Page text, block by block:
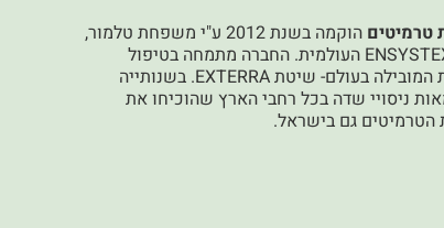
טרמיטים
הוקמה בשנת 2012 ע"י משפחת טלמור,
זכיינים בלעדיים של חברת ENSYSTEX העולמית. החברה מתמחה בטיפול
בטרמיטים בשיטת הפיתיונות המובילה בעולם- שיטת EXTERRA. בשנותייה
ניסויי שדה בכל רחבי הארץ שהוכיחו את
הטרמיטים גם בישראל.